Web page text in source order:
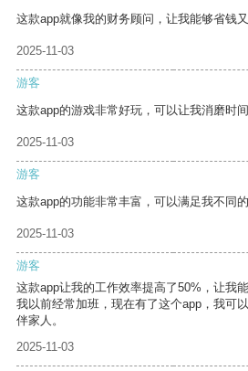
这款app就像我的财务顾问，让我能够省钱又
2025-11-03
游客
这款app的游戏非常好玩，可以让我消磨时间
2025-11-03
游客
这款app的功能非常丰富，可以满足我不同的
2025-11-03
游客
这款app让我的工作效率提高了50%，让我
我以前经常加班，现在有了这个app，我可
伴家人。
2025-11-03